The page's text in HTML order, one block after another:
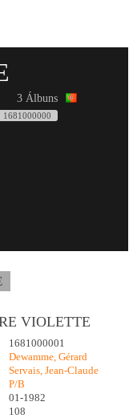
3 Álbuns
1681000000
VIOLETTE
1681000001
Dewamme, Gérard
Servais, Jean-Claude
P/B
01-1982
108